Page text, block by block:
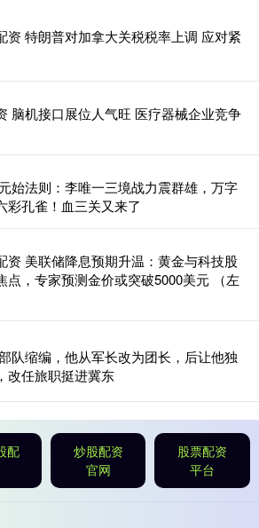
资 特朗普对加拿大关税税率上调 应对紧
脑机接口展位人气旺 医疗器械企业竞争
始法则：李唯一三境战力震群雄，万字
彩孔雀！血三关又来了
资 美联储降息预期升温：黄金与科技股
点，专家预测金价或突破5000美元 （左
队缩编，他从军长改为团长，后让他独
改任旅职挺进冀东
配
炒股配资
官网
股票配资
平台